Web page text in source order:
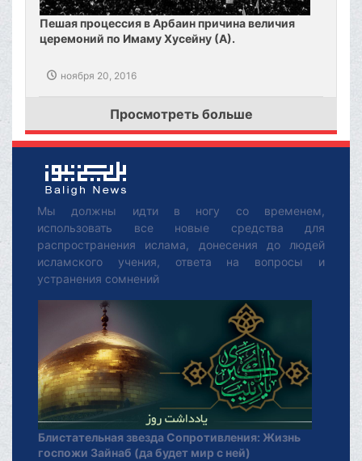
Пешая процессия в Арбаин причина величия
церемоний по Имаму Хусейну (А).
ноября 20, 2016
Просмотреть больше
Мы должны идти в ногу со временем,
использовать все новые средства для
распространения ислама, донесения до людей
исламского учения, ответа на вопросы и
устранения сомнений
Блистательная звезда Сопротивления: Жизнь
госпожи Зайнаб (да будет мир с ней)